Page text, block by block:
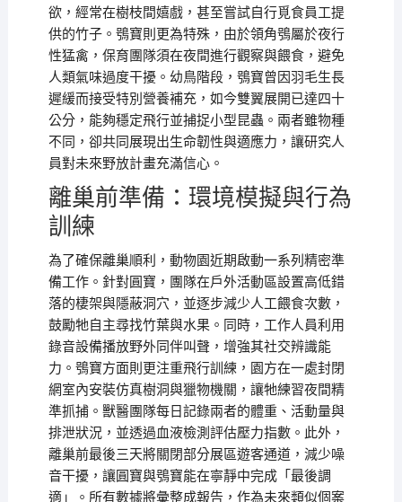
欲，經常在樹枝間嬉戲，甚至嘗試自行覓食員工提
供的竹子。鴞寶則更為特殊，由於領角鴞屬於夜行
性猛禽，保育團隊須在夜間進行觀察與餵食，避免
人類氣味過度干擾。幼鳥階段，鴞寶曾因羽毛生長
遲緩而接受特別營養補充，如今雙翼展開已達四十
公分，能夠穩定飛行並捕捉小型昆蟲。兩者雖物種
不同，卻共同展現出生命韌性與適應力，讓研究人
員對未來野放計畫充滿信心。
離巢前準備：環境模擬與行為
訓練
為了確保離巢順利，動物園近期啟動一系列精密準
備工作。針對圓寶，團隊在戶外活動區設置高低錯
落的棲架與隱蔽洞穴，並逐步減少人工餵食次數，
鼓勵牠自主尋找竹葉與水果。同時，工作人員利用
錄音設備播放野外同伴叫聲，增強其社交辨識能
力。鴞寶方面則更注重飛行訓練，園方在一處封閉
網室內安裝仿真樹洞與獵物機關，讓牠練習夜間精
準抓捕。獸醫團隊每日記錄兩者的體重、活動量與
排泄狀況，並透過血液檢測評估壓力指數。此外，
離巢前最後三天將關閉部分展區遊客通道，減少噪
音干擾，讓圓寶與鴞寶能在寧靜中完成「最後調
適」。所有數據將彙整成報告，作為未來類似個案